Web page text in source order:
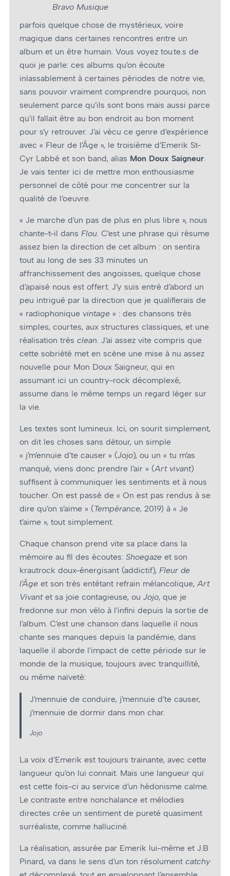
Bravo Musique
parfois quelque chose de mystérieux, voire
magique dans certaines rencontres entre un
album et un être humain. Vous voyez tou.te.s de
quoi je parle: ces albums qu’on écoute
inlassablement à certaines périodes de notre vie,
sans pouvoir vraiment comprendre pourquoi, non
seulement parce qu’ils sont bons mais aussi parce
qu’il fallait être au bon endroit au bon moment
pour s’y retrouver. J’ai vécu ce genre d’expérience
avec « Fleur de l’Âge », le troisième d’Emerik St-
Cyr Labbé et son band, alias Mon Doux Saigneur
Je vais tenter ici de mettre mon enthousiasme
personnel de côté pour me concentrer sur la
qualité de l’œuvre.
« Je marche d’un pas de plus en plus libre », nous
chante-t-il dans Flou. C’est une phrase qui résume
assez bien la direction de cet album : on sentira
tout au long de ses 33 minutes un
affranchissement des angoisses, quelque chose
d’apaisé nous est offert. J’y suis entré d’abord un
peu intrigué par la direction que je qualifierais de
« radiophonique vintage » : des chansons très
simples, courtes, aux structures classiques, et une
réalisation très clean. J’ai assez vite compris que
cette sobriété met en scène une mise à nu assez
nouvelle pour Mon Doux Saigneur, qui en
assumant ici un country-rock décomplexé,
assume dans le même temps un regard léger sur
la vie.
Les textes sont lumineux. Ici, on sourit simplement,
on dit les choses sans détour, un simple
« j’m’ennuie d’te causer » (Jojo), ou un « tu m’as
manqué, viens donc prendre l’air » (Art vivant)
suffisent à communiquer les sentiments et à nous
toucher. On est passé de « On est pas rendus à se
dire qu’on s’aime » (Tempérance, 2019) à « Je
t’aime », tout simplement.
Chaque chanson prend vite sa place dans la
mémoire au fil des écoutes: Shoegaze et son
krautrock doux-énergisant (addictif), Fleur de
l’Âge et son très entêtant refrain mélancolique, Art
Vivantet sa joie contagieuse, ou Jojo, que je
fredonne sur mon vélo à l’infini depuis la sortie de
l’album. C’est une chanson dans laquelle il nous
chante ses manques depuis la pandémie, dans
laquelle il aborde l’impact de cette période sur le
monde de la musique, toujours avec tranquillité,
ou même naïveté:
J’mennuie de conduire, j’mennuie d’te causer,
j’mennuie de dormir dans mon char.
Jojo
La voix d’Emerik est toujours trainante, avec cette
langueur qu’on lui connait. Mais une langueur qui
est cette fois-ci au service d’un hédonisme calme.
Le contraste entre nonchalance et mélodies
directes crée un sentiment de pureté quasiment
surréaliste, comme halluciné.
La réalisation, assurée par Emerik lui-même et J.B
Pinard, va dans le sens d’un ton résolument catchy